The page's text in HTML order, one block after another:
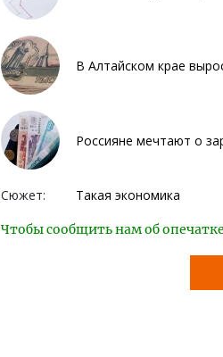
В Алтайском крае
Россияне мечтают о
Сюжет: Такая экономика
Чтобы сообщить нам об